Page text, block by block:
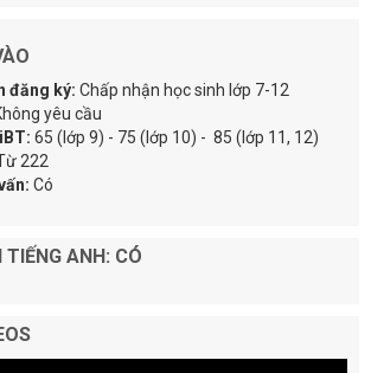
đăng ký: Chấp nhận học sinh lớp 7-12
yêu cầu
65 (lớp 9) - 75 (lớp 10) - 85 (lớp 11, 12)
222
Có
TIẾNG ANH: CÓ